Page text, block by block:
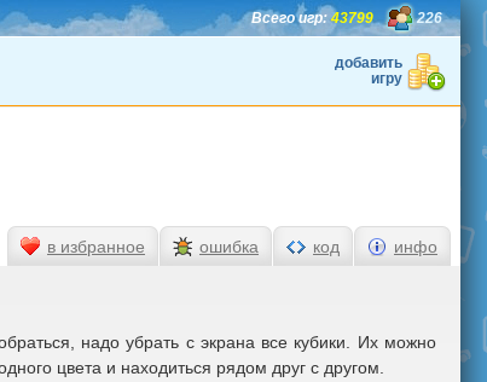
226
Всего игр:43799
добавить
игру
надо убрать с экрана все кубики. Их можно
цвета и находиться рядом друг с другом.
в избранное ошибка код инфо